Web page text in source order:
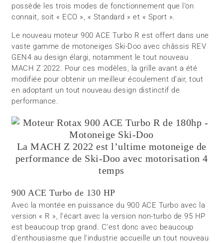
possède les trois modes de fonctionnement que l’on
connait, soit « ECO », « Standard » et « Sport ».
Le nouveau moteur 900 ACE Turbo R est offert dans une
vaste gamme de motoneiges Ski-Doo avec châssis REV
GEN4 au design élargi, notamment le tout nouveau
MACH Z 2022. Pour ces modèles, la grille avant a été
modifiée pour obtenir un meilleur écoulement d’air, tout
en adoptant un tout nouveau design distinctif de
performance.
La MACH Z 2022 est l’ultime motoneige de
performance de Ski-Doo avec motorisation 4
temps
900 ACE Turbo de 130 HP
Avec la montée en puissance du 900 ACE Turbo avec la
version « R », l’écart avec la version non-turbo de 95 HP
est beaucoup trop grand. C’est donc avec beaucoup
d’enthousiasme que l’industrie accueille un tout nouveau